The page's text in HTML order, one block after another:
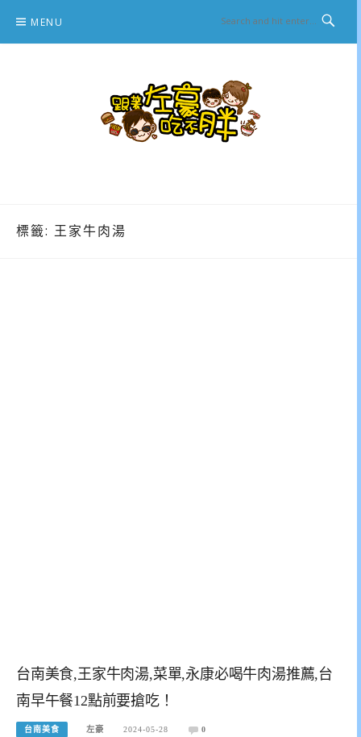
content
MENU
標籤: 王家牛肉湯
台南美食,王家牛肉湯,菜單,永康必喝牛肉湯推薦,台
南早午餐12點前要搶吃！
台南美食 左豪 2024-05-28 0